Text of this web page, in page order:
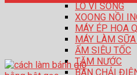
LÒ VI SÓNG
XOONG NỒI
MÁY ÉP HOA
MÁY LÀM
ẤM SIÊU TỐC
TĂM NƯỚC
BÀN CHẢI